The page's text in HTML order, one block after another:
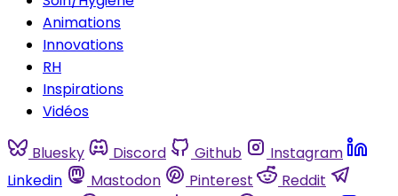
Animations
Innovations
RH
Inspirations
Vidéos
Bluesky Discord Github
Instagram
Linkedin
Mastodon Pinterest
Reddit